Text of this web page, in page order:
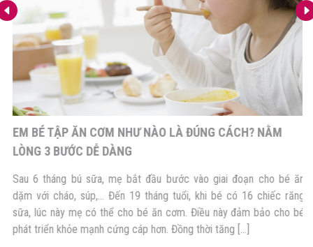
EM BÉ TẬP ĂN CƠM NHƯ NÀO LÀ ĐÚNG CÁCH? NẰM
LÒNG 3 BƯỚC DỄ DÀNG
Sau 6 tháng bú sữa, mẹ bắt đầu bước vào giai đoạn cho bé ăn
dặm với cháo, súp,… Đến 19 tháng tuổi, khi bé có 16 chiếc răng
sữa, lúc này mẹ có thể cho bé ăn cơm. Điều này đảm bảo cho bé
phát triển khỏe mạnh cứng cáp hơn. Đồng thời tăng […]